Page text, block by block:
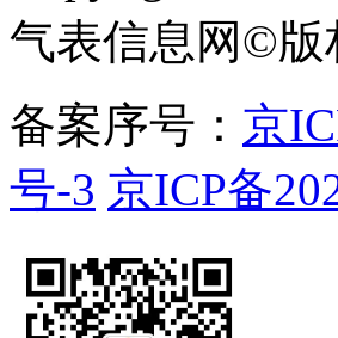
气表信息网©版
备案序号： 京
号-3 京ICP备